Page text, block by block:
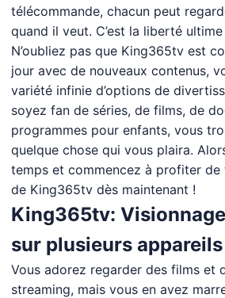
télécommande, chacun peut
quand il veut. C’est la liberté
N’oubliez pas que King365tv est
jour avec de nouveaux contenus,
variété infinie d’options de
soyez fan de séries, de films, de
programmes pour enfants, vous
quelque chose qui vous plaira.
temps et commencez à profiter de
de King365tv dès maintenant !
King365tv:
sur plusieurs
Vous adorez regarder des films et
streaming, mais vous en avez